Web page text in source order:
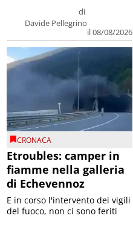
di
Davide Pellegrino
il 08/08/2026
CRONACA
Etroubles: camper in
fiamme nella galleria
di Echevennoz
E in corso l'intervento dei vigili
del fuoco, non ci sono feriti